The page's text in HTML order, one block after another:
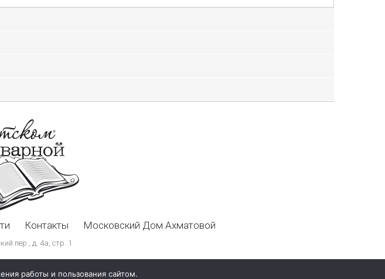
Контакты Московский Дом Ахматовой
пер., д. 4а, стр. 1
работы и пользования сайтом.